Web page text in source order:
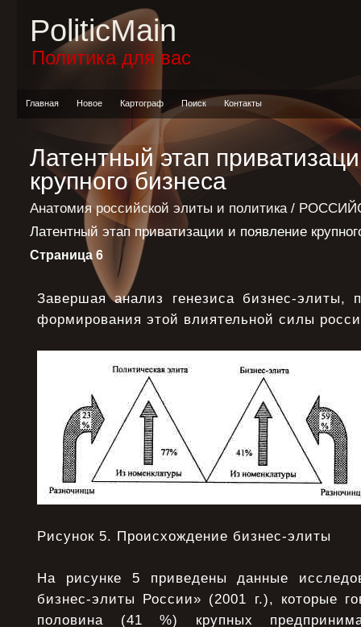
PoliticMain
Политика для вас
Главная Новое Картограф Поиск Контакты
Латентный этап
крупного бизнеса
Анатомия российской элиты и политика/
Латентный этап приватизации и появление
Страница 6
Завершая анализ генезиса бизнес-
формирования этой влиятельной силы
Рисунок 5. Происхождение бизнес-элиты
На рисунке 5 приведены данные
бизнес-элиты России» (2001 г.), которые
половина (41 %) крупных